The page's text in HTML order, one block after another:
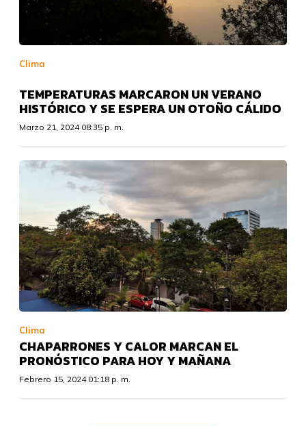
Clima
TEMPERATURAS MARCARON UN VERANO
HISTÓRICO Y SE ESPERA UN OTOÑO CÁLIDO
Marzo 21, 2024 08:35 p. m.
Clima
CHAPARRONES Y CALOR MARCAN EL
PRONÓSTICO PARA HOY Y MAÑANA
Febrero 15, 2024 01:18 p. m.